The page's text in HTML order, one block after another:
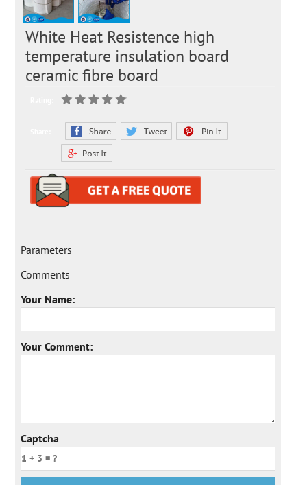
White Heat Resistence high
temperature insulation board
ceramic fibre board
Parameters
Comments
Your Name:
Your Comment:
Captcha